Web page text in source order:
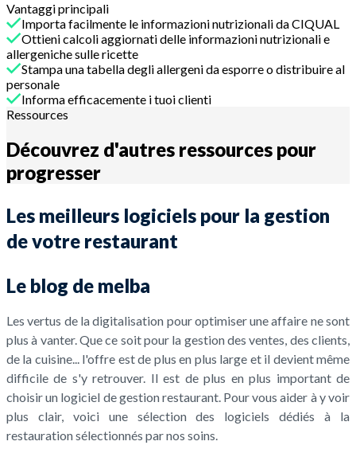
Vantaggi principali
Importa facilmente le informazioni nutrizionali da CIQUAL
Ottieni calcoli aggiornati delle informazioni nutrizionali e
allergeniche sulle ricette
Stampa una tabella degli allergeni da esporre o distribuire al
personale
Informa efficacemente i tuoi clienti
Ressources
Découvrez d'autres ressources pour
progresser
Les meilleurs logiciels pour la gestion
de votre restaurant
Le blog de melba
Les vertus de la digitalisation pour optimiser une affaire ne sont
plus à vanter. Que ce soit pour la gestion des ventes, des clients,
de la cuisine... l'offre est de plus en plus large et il devient même
difficile de s'y retrouver. Il est de plus en plus important de
choisir un logiciel de gestion restaurant. Pour vous aider à y voir
plus clair, voici une sélection des logiciels dédiés à la
restauration sélectionnés par nos soins.